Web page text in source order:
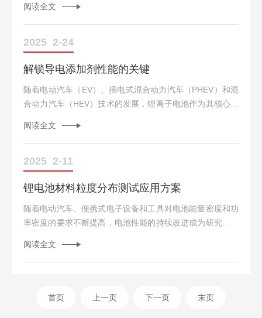
白度和稳定性，被誉为“工业味精”。然而，你是否知道，钛
白粉的性能与其颗粒的粒度密切相关？今天，我们就来聊聊
钛白粉颗粒粒度的检测，以及它为何如此重要。钛白粉：被
誉为工业界的“味精”钛白粉是一种白色无机颜料，主要成分
是二氧化钛（TiO₂）。它的应用范围非常广泛：涂料行业、
阅读全文
2025 2-24
解锁导电添加剂性能的关键
随着电动汽车（EV）、插电式混合动力汽车（PHEV）和混
合动力汽车（HEV）技术的发展，锂离子电池作为其核心组
要求。为了满足这些需求，确保电池电极具有优异的电化学
性能至关重要。而在此过程中，导电添加剂如碳黑的分散与
解聚程度对其性能有着显著影响。了解导电添加剂的作用在
锂离子电池中，导电添加剂主要用于改善活性材料之间的电
子传导性，从而提高整个电极结构的导电能力。然而，如果
阅读全文
2025 2-11
锂电池材料粒度分布测试应用方案
随着电动汽车、便携式电子设备和工具对电池能量密度和功
率密度的要求不断提高，电池性能的持续改进成为研究的重
越来越小，要想做到这一点，有很多方案可以选择，比如控
制材料的振实密度，在众多影响粉体的振实密度因素中，颗
检测对于电池性能至关重要，并介绍如何使用激光粒度仪进
阅读全文
首页 上一页 下一页 末页